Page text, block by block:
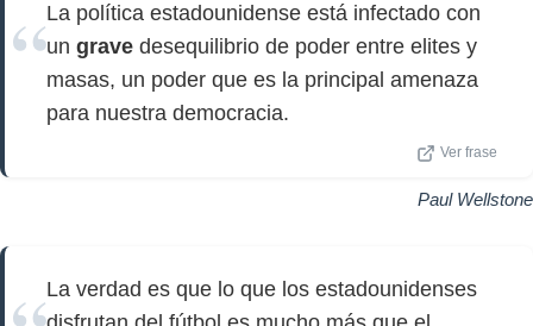
La política estadounidense está infectado con
un grave desequilibrio de poder entre elites y
masas, un poder que es la principal amenaza
para nuestra democracia.
Ver frase
Paul Wellstone
La verdad es que lo que los estadounidenses